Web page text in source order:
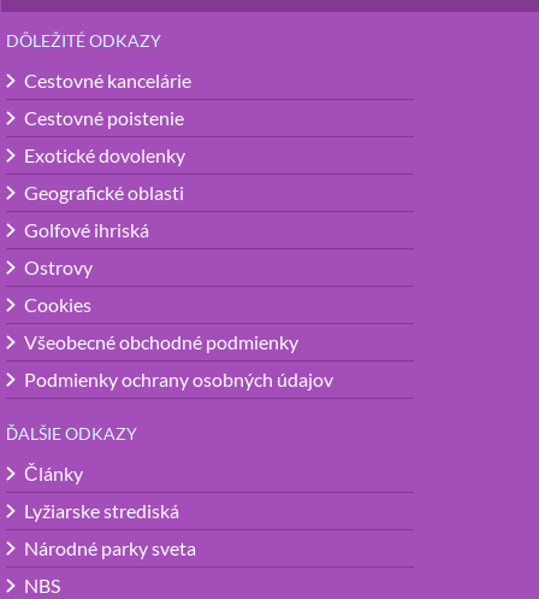
DÔLEŽITÉ ODKAZY
Cestovné kancelárie
Cestovné poistenie
Exotické dovolenky
Geografické oblasti
Golfové ihriská
Ostrovy
Cookies
Všeobecné obchodné podmienky
Podmienky ochrany osobných údajov
ĎALŠIE ODKAZY
Články
Lyžiarske strediská
Národné parky sveta
NBS